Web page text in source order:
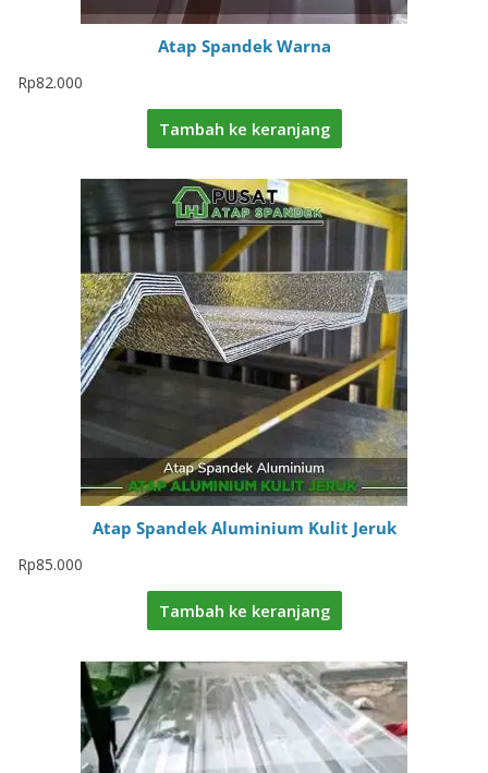
Atap Spandek Warna
Rp82.000
Tambah ke keranjang
Atap Spandek Aluminium Kulit Jeruk
Rp85.000
Tambah ke keranjang